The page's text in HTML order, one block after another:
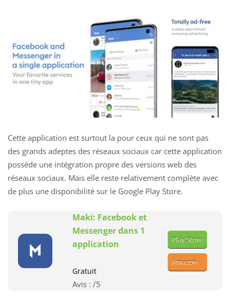
Cette application est surtout la pour ceux qui ne sont pas
des grands adeptes des réseaux sociaux car cette application
possède une intégration propre des versions web des
réseaux sociaux. Mais elle reste relativement complète avec
de plus une disponibilité sur le Google Play Store.
Maki: Facebook et
Messenger dans 1
application
Gratuit
Avis : /5
Play Store
Amazon